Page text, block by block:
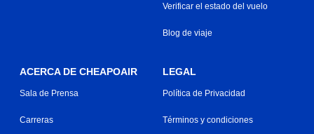
Verificar el estado del vuelo
Blog de viaje
ACERCA DE CHEAPOAIR
Sala de Prensa
Carreras
LEGAL
Política de Privacidad
Términos y condiciones